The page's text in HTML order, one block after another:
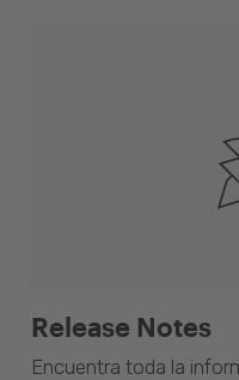
Release Notes
Encuentra toda la